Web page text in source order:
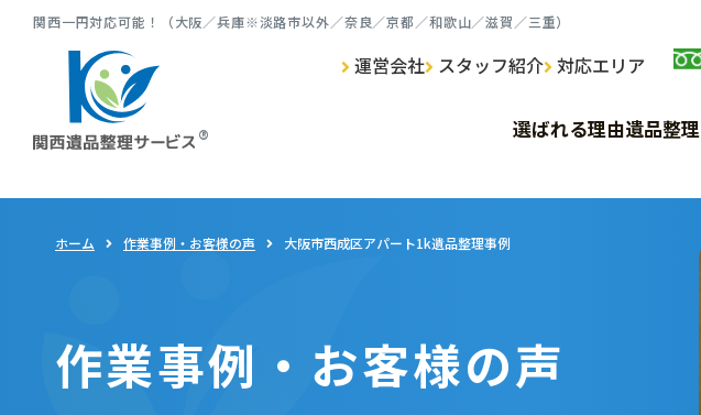
関⻄⼀円対応可能！（⼤阪／兵庫※淡路市以外／奈良／京都／和歌⼭／滋賀／三重）
運営会社 スタッフ紹介 対応エリア
選ばれる理由遺品整理
遺品整理 TOP
ゴミ屋敷清掃 TOP
生前整理 TOP
特殊清掃 TOP
サービス詳細
ホーム 作業事例・お客様の声 大阪市西成区アパート1k遺品整理事例
作業事例・お客様の声